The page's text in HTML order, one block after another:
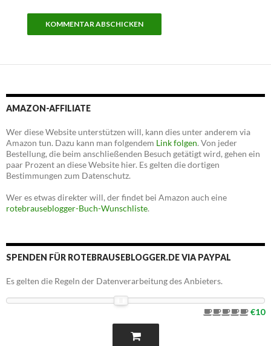
AMAZON-AFFILIATE
Wer diese Website unterstützen will, kann dies unter anderem via
Amazon tun. Dazu kann man folgendem Link folgen. Von jeder
Bestellung, die beim anschließenden Besuch getätigt wird, gehen ein
paar Prozent an diese Website hier. Es gelten die dortigen
Bestimmungen zum Datenschutz.
Wer es etwas direkter will, der findet bei Amazon auch eine
rotebrauseblogger-Buch-Wunschliste.
SPENDEN FÜR ROTEBRAUSEBLOGGER.DE VIA PAYPAL
Es gelten die Regeln der Datenverarbeitung des Anbieters.
€10